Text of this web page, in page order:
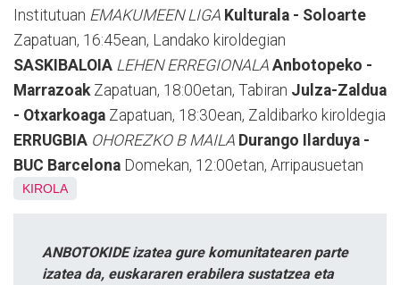
Institutuan EMAKUMEEN LIGA Kulturala - Soloarte
Zapatuan, 16:45ean, Landako kiroldegian
SASKIBALOIA LEHEN ERREGIONALA Anbotopeko -
Marrazoak Zapatuan, 18:00etan, Tabiran Julza-Zaldua
- Otxarkoaga Zapatuan, 18:30ean, Zaldibarko kiroldegia
ERRUGBIA OHOREZKO B MAILA Durango Ilarduya -
BUC Barcelona Domekan, 12:00etan, Arripausuetan
KIROLA
ANBOTOKIDE izatea gure komunitatearen parte
izatea da, euskararen erabilera sustatzea eta